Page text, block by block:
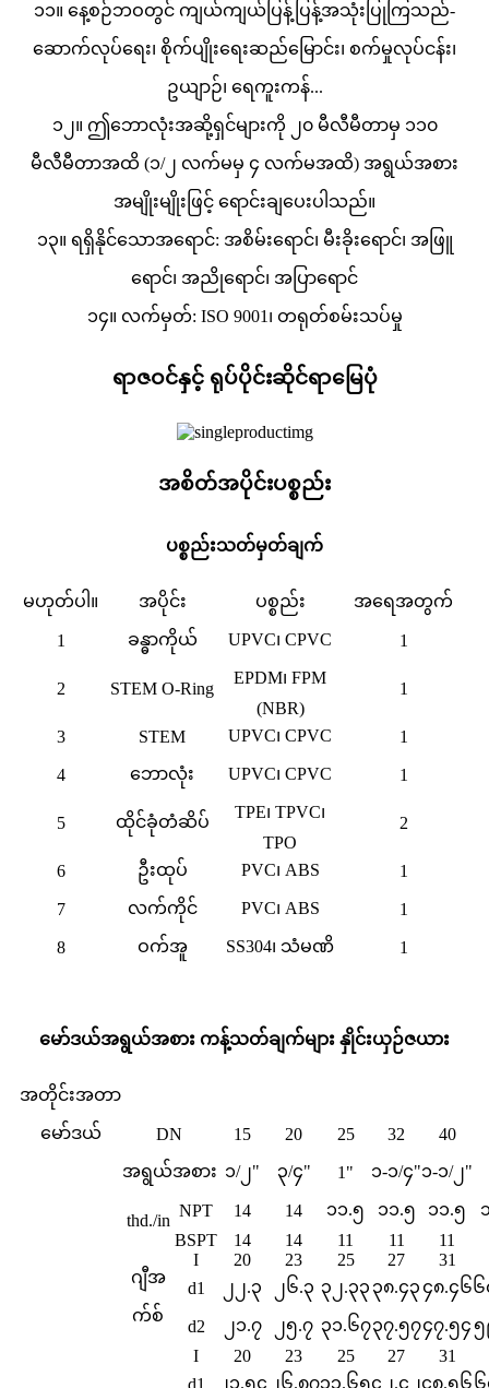
၁၁။ နေ့စဉ်ဘဝတွင် ကျယ်ကျယ်ပြန့်ပြန့်အသုံးပြုကြသည်-
ဆောက်လုပ်ရေး၊ စိုက်ပျိုးရေးဆည်မြောင်း၊ စက်မှုလုပ်ငန်း၊
ဥယျာဉ်၊ ရေကူးကန်...
၁၂။ ဤဘောလုံးအဆို့ရှင်များကို ၂၀ မီလီမီတာမှ ၁၁၀
မီလီမီတာအထိ (၁/၂ လက်မမှ ၄ လက်မအထိ) အရွယ်အစား
အမျိုးမျိုးဖြင့် ရောင်းချပေးပါသည်။
၁၃။ ရရှိနိုင်သောအရောင်: အစိမ်းရောင်၊ မီးခိုးရောင်၊ အဖြူ
ရောင်၊ အညိုရောင်၊ အပြာရောင်
၁၄။ လက်မှတ်: ISO 9001၊ တရုတ်စမ်းသပ်မှု
ရာဇဝင်နှင့် ရုပ်ပိုင်းဆိုင်ရာမြေပုံ
အစိတ်အပိုင်းပစ္စည်း
ပစ္စည်းသတ်မှတ်ချက်
မဟုတ်ပါ။ အပိုင်း ပစ္စည်း အရေအတွက်
1 ခန္ဓာကိုယ် UPVC၊ CPVC 1
2 STEM O-Ring
EPDM၊ FPM
(NBR)
1
3 STEM UPVC၊ CPVC 1
4 ဘောလုံး UPVC၊ CPVC 1
5 ထိုင်ခုံတံဆိပ်
TPE၊ TPVC၊
TPO
2
6 ဦးထုပ် PVC၊ ABS 1
7 လက်ကိုင် PVC၊ ABS 1
8 ဝက်အူ SS304၊ သံမဏိ 1
မော်ဒယ်အရွယ်အစား ကန့်သတ်ချက်များ နှိုင်းယှဉ်ဇယား
အတိုင်းအတာ
မော်ဒယ် DN 15 20 25 32
40
အရွယ်အစား ၁/၂" ၃/၄" 1" ၁-၁/၄"၁-၁/၂"
thd./in
NPT 14 14 ၁၁.၅ ၁၁.၅ ၁၁.၅
BSPT
14 14 11 11
11
ဂျီအ
က်စ်
I 20 23 25 27
31
d1
၂၂.၃ ၂၆.၃ ၃၂.၃၃ ၃၈.၄၃၄၈.၄၆၆
d2 ၂၁.၇ ၂၅.၇ ၃၁.၆၇၃၇.၅၇၄၇.၅၄ ၅
I 20 23 25 27
31
d1
၂၁.၅၄ ၂၆.၈၇၃၃.၆၅၄၂.၄၂၄၈.၅၆၆